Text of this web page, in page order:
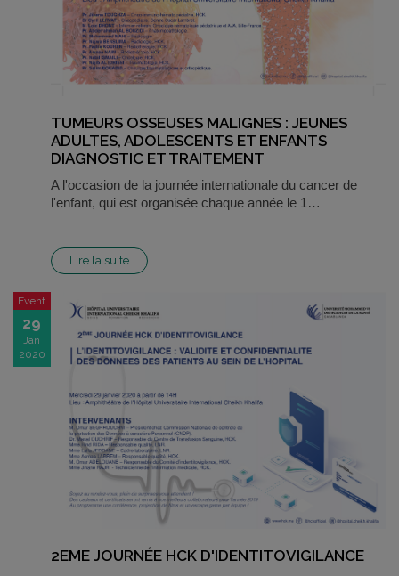
TUMEURS OSSEUSES MALIGNES : JEUNES
ADULTES, ADOLESCENTS ET ENFANTS
DIAGNOSTIC ET TRAITEMENT
A l'occasion de la journée internationale du cancer de
l'enfant, qui est organisée chaque année le 1…
Lire la suite
Event
29
Jan
2020
2EME JOURNÉE HCK D'IDENTITOVIGILANCE